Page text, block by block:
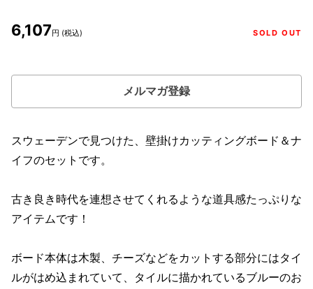
6,107円 (税込) SOLD OUT
メルマガ登録
スウェーデンで見つけた、壁掛けカッティングボード＆ナ
イフのセットです。
古き良き時代を連想させてくれるような道具感たっぷりな
アイテムです！
ボード本体は木製、チーズなどをカットする部分にはタイ
ルがはめ込まれていて、タイルに描かれているブルーのお